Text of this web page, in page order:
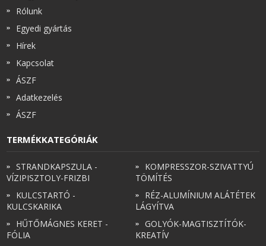
Rólunk
Egyedi gyártás
Hírek
Kapcsolat
ÁSZF
Adatkezelés
ÁSZF
TERMÉKKATEGÓRIÁK
STRANDKAPSZULA -
VÍZIPISZTOLY-FRIZBI
KULCSTARTÓ -
KULCSKARIKA
HŰTŐMÁGNES KERET -
FÓLIA
KOMPRESSZOR-SZIVATTYÚ
TÖMÍTÉS
RÉZ-ALUMÍNIUM ALÁTÉTEK
LÁGYÍTVA
GOLYÓK-MAGTISZTÍTÓK-
KREATÍV